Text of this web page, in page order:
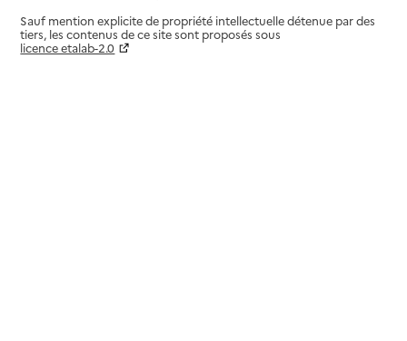
Sauf mention explicite de propriété intellectuelle détenue par des
tiers, les contenus de ce site sont proposés sous
licence etalab-2.0